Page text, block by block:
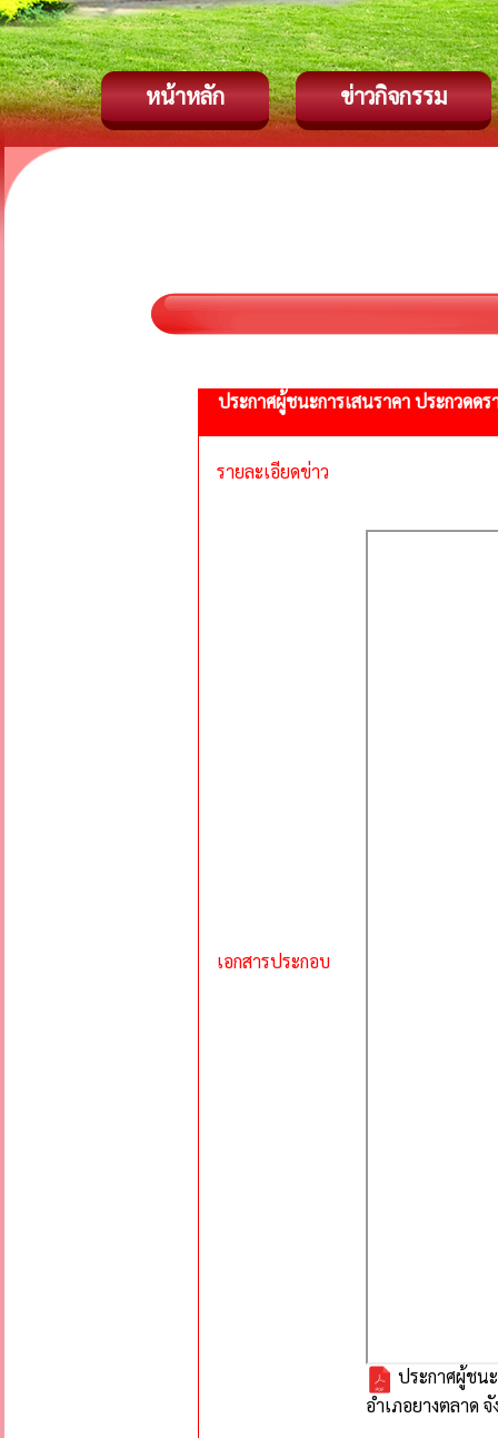
หน้าหลัก ข่าวกิจกรรม
ประกาศผู้ชนะการเสนราคา ประกวดด
รายละเอียดข่าว
เอกสารประกอบ
ประกาศผู้ชน
อำเภอยางตลาด